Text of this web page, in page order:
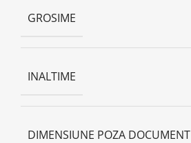
GROSIME
INALTIME
DIMENSIUNE POZA DOCUMENT